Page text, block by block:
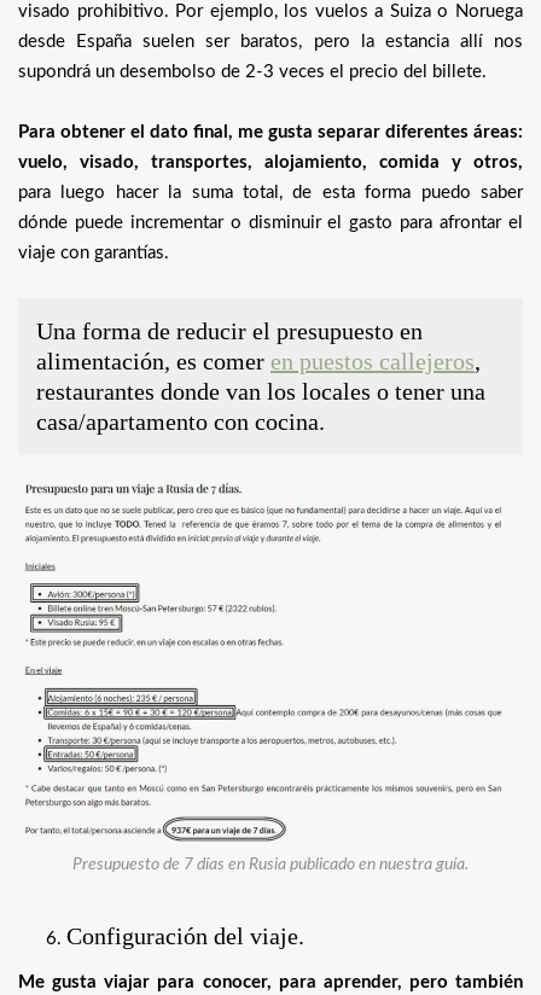
visado prohibitivo. Por ejemplo, los vuelos a Suiza o Noruega
desde España suelen ser baratos, pero la estancia allí nos
supondrá un desembolso de 2-3 veces el precio del billete.
Para obtener el dato final, me gusta separar diferentes áreas:
vuelo, visado, transportes, alojamiento, comida y otros,
para luego hacer la suma total, de esta forma puedo saber
dónde puede incrementar o disminuir el gasto para afrontar el
viaje con garantías.
Una forma de reducir el presupuesto en
alimentación, es comer en puestos callejeros,
restaurantes donde van los locales o tener una
casa/apartamento con cocina.
Presupuesto de 7 días en Rusia publicado en nuestra guía.
Configuración del viaje.
Me gusta viajar para conocer, para aprender, pero también